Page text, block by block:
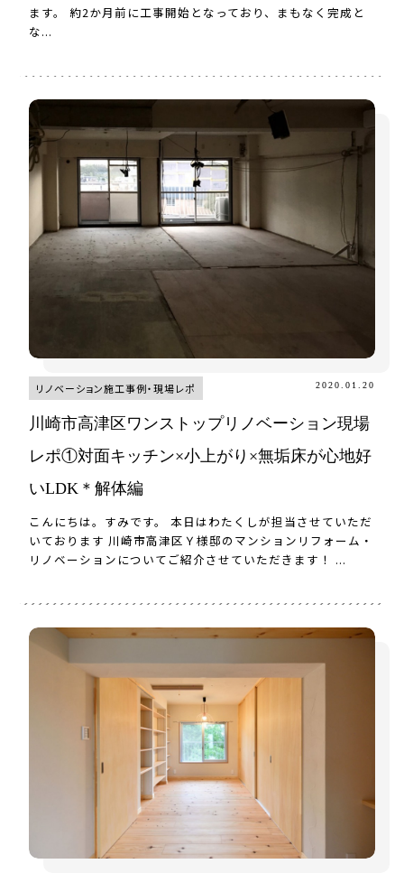
ます。 約2か月前に工事開始となっており、まもなく完成と
な...
リノベーション施工事例・現場レポ 2020.01.20
川崎市高津区ワンストップリノベーション現場
レポ①対面キッチン×小上がり×無垢床が心地好
いLDK＊解体編
こんにちは。すみです。 本日はわたくしが担当させていただ
いております 川崎市高津区Ｙ様邸のマンションリフォーム・
リノベーションについてご紹介させていただきます！ ...